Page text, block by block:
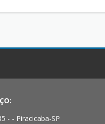
- - Piracicaba-SP